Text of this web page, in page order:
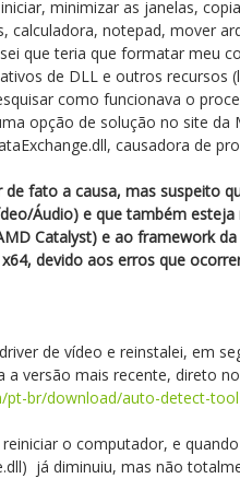
minimizar as janelas,
calculadora, notepad, mover
que teria que formatar meu
de DLL e outros recursos
como funcionava o
opção de solução no site
causadora de
de fato a causa, mas suspeito
Áudio) e que também
Catalyst) e ao framework
devido aos erros que
de vídeo e reinstalei, em
a versão mais recente, direto
pt-br/download/auto-detect-
o computador, e
já diminuiu, mas não